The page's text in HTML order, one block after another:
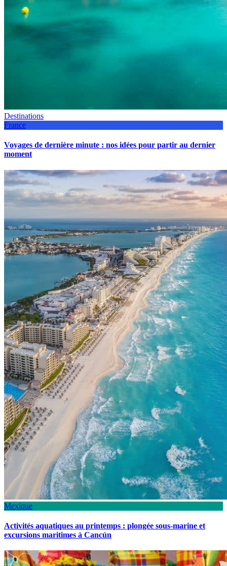
Destinations
France
Voyages de dernière minute : nos idées pour partir au dernier
moment
Mexique
Activités aquatiques au printemps : plongée sous-marine et
excursions maritimes à Cancún